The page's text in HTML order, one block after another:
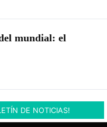
mundial: el
DE NOTICIAS!